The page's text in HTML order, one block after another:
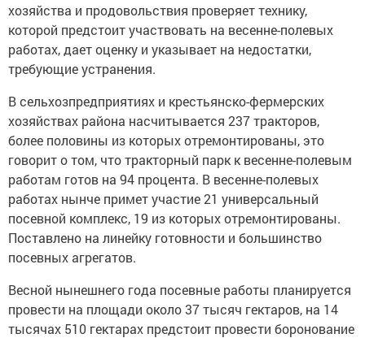
хозяйства и продовольствия проверяет технику,
которой предстоит участвовать на весенне-полевых
работах, дает оценку и указывает на недостатки,
требующие устранения.
В сельхозпредприятиях и крестьянско-фермерских
хозяйствах района насчитывается 237 тракторов,
более половины из которых отремонтированы, это
говорит о том, что тракторный парк к весенне-полевым
работам готов на 94 процента. В весенне-полевых
работах нынче примет участие 21 универсальный
посевной комплекс, 19 из которых отремонтированы.
Поставлено на линейку готовности и большинство
посевных агрегатов.
Весной нынешнего года посевные работы планируется
провести на площади около 37 тысяч гектаров, на 14
тысячах 510 гектарах предстоит провести боронование